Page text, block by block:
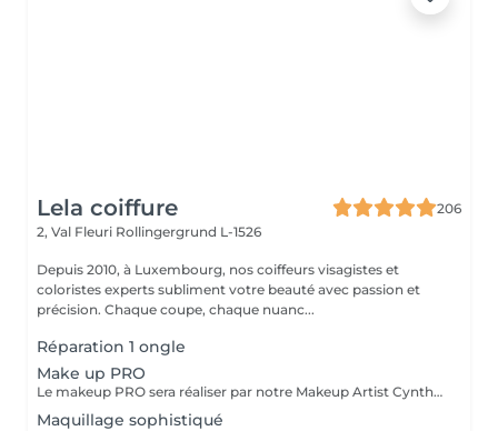
Lela coiffure
206
2, Val Fleuri Rollingergrund L-1526
Depuis 2010, à Luxembourg, nos coiffeurs visagistes et
coloristes experts subliment votre beauté avec passion et
précision. Chaque coupe, chaque nuanc...
Réparation 1 ongle
Make up PRO
Le makeup PRO sera réaliser par notre Makeup Artist Cynthia. Pour tout renseignements ou rendez-vous, veuillez nous contacter par téléphone.
Maquillage sophistiqué